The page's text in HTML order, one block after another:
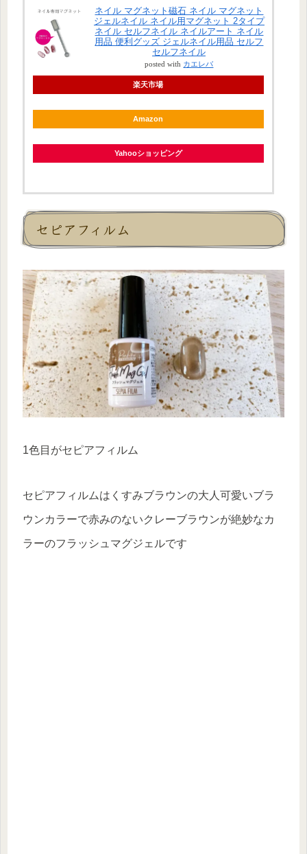
ネイル マグネット磁石 ネイル マグネット
ジェルネイル ネイル用マグネット 2タイプ
ネイル セルフネイル ネイルアート ネイル
用品 便利グッズ ジェルネイル用品 セルフ
セルフネイル
posted with カエレバ
楽天市場
Amazon
Yahooショッピング
セピアフィルム
1色目がセピアフィルム
セピアフィルムはくすみブラウンの大人可愛いブラ
ウンカラーで赤みのないクレーブラウンが絶妙なカ
ラーのフラッシュマグジェルです